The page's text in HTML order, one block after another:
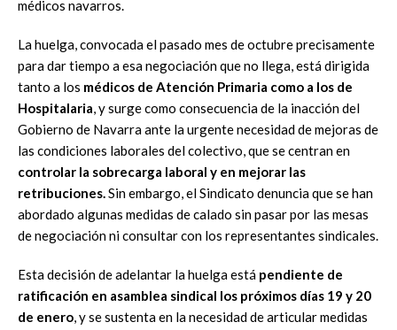
médicos navarros.
La huelga, convocada el pasado mes de octubre precisamente
para dar tiempo a esa negociación que no llega, está dirigida
tanto a los médicos de Atención Primaria como a los de
Hospitalaria, y surge como consecuencia de la inacción del
Gobierno de Navarra ante la urgente necesidad de mejoras de
las condiciones laborales del colectivo, que se centran en
controlar la sobrecarga laboral y en mejorar las
retribuciones.Sin embargo, el Sindicato denuncia que se han
abordado algunas medidas de calado sin pasar por las mesas
de negociación ni consultar con los representantes sindicales.
Esta decisión de adelantar la huelga está pendiente de
ratificación en asamblea sindical los próximos días 19 y 20
de enero, y se sustenta en la necesidad de articular medidas